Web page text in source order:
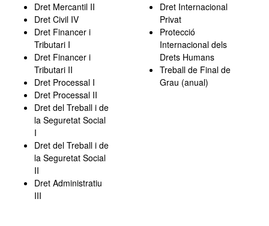
Dret Mercantil II
Dret Civil IV
Dret Financer i
Tributari I
Dret Financer i
Tributari II
Dret Processal I
Dret Processal II
Dret del Treball i de
la Seguretat Social
I
Dret del Treball i de
la Seguretat Social
II
Dret Administratiu
III
Dret Internacional
Privat
Protecció
Internacional dels
Drets Humans
Treball de Final de
Grau (anual)